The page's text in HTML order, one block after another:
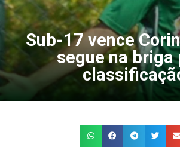
Sub-17 vence
segue na briga